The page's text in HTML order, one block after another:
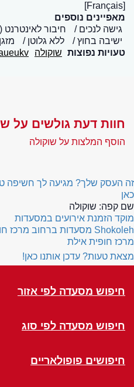
[Français]
מאפיינים נוספים
גישה לנכים
חיבור לאינטרנט (WiFi)
ישיבה בחוץ
ללא גלוטן מזגן
טעויות נפוצות שוקולה
חוות דעת גולשים על
הוסף המלצות על שוקולה
זה העסק שלך? מגיעה לך חשיפה
כאן
שם קפה: שוקולה
מוקד הזמנת אירועים במסעדות
Shokoleh מסעדות ברחוב מרכז
מרכז חופית אילת
מצאת טעות? עדכן אותנו כאן!
חיפוש מסעדה לפי אזור
חיפוש מסעדה לפי סוג
חיפושים פופולאריים